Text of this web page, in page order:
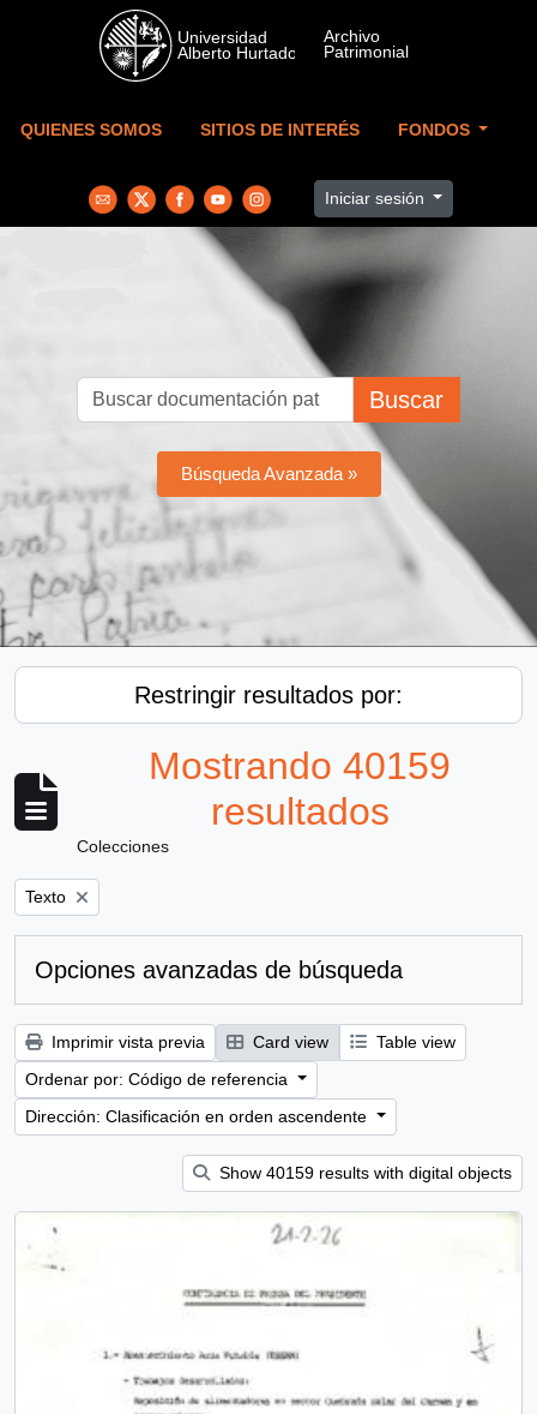
Skip to main content
QUIENES SOMOS SITIOS DE INTERÉS FONDOS
Iniciar sesión
Buscar
Búsqueda Avanzada »
Restringir resultados por:
Mostrando 40159
resultados
Colecciones
Remove filter:
Texto
Opciones avanzadas de búsqueda
Imprimir vista previa Card view
Table view
Ordenar por: Código de referencia
Dirección: Clasificación en orden ascendente
Show 40159 results with digital objects